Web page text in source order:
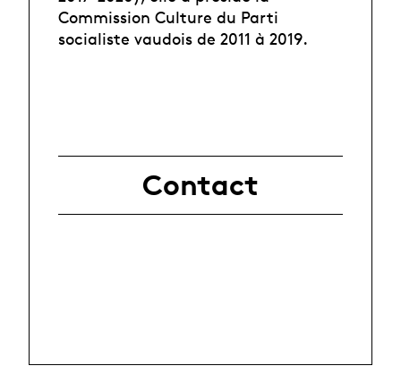
Commission Culture du Parti
socialiste vaudois de 2011 à 2019.
Contact